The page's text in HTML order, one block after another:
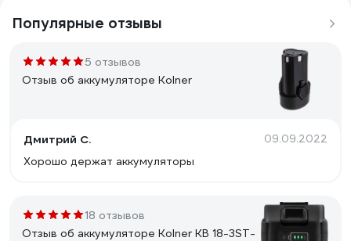
Популярные отзывы
5 отзывов
Отзыв об аккумуляторе Kolner
Дмитрий С. 09.09.2022
Хорошо держат аккумуляторы
18 отзывов
Отзыв об аккумуляторе Kolner KB 18-3ST-